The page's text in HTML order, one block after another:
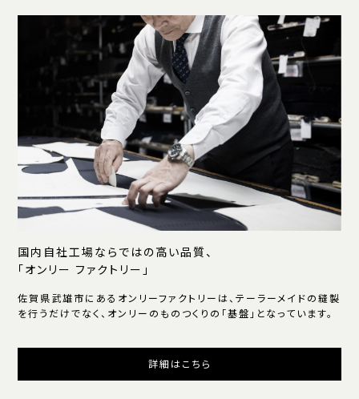
国内自社工場ならではの高い品質、
「オンリー ファクトリー」
佐賀県武雄市にあるオンリーファクトリーは、テーラーメイドの縫製
を行うだけでなく、オンリーのものつくりの「基盤」となっています。
詳細はこちら